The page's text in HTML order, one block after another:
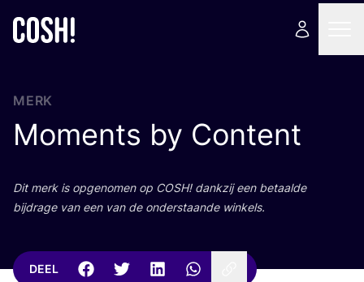
MERK
Moments by Content
Dit merk is opge­no­men op COSH! dank­zij een betaal­de
bij­dra­ge van een van de onder­staan­de winkels.
DEEL